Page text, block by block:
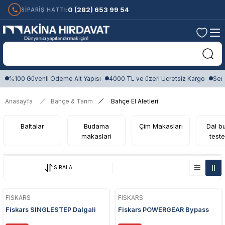
SİPARİŞ HATTI: 0 (282) 653 99 54
%100 Güvenli Ödeme Alt Yapısı 4000 TL ve üzeri Ücretsiz Kargo
Anasayfa Bahçe & Tarım Bahçe El Aletleri
Baltalar
Budama
makaslari
Çim Makasları
Dal
SIRALA
FISKARS
Fiskars SINGLESTEP Dalgali
FISKARS
Fiskars POWERGEAR Bypass